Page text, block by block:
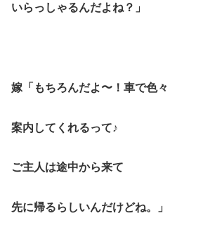
いらっしゃるんだよね？」
嫁「もちろんだよ〜！車で色々
案内してくれるって♪
ご主人は途中から来て
先に帰るらしいんだけどね。」